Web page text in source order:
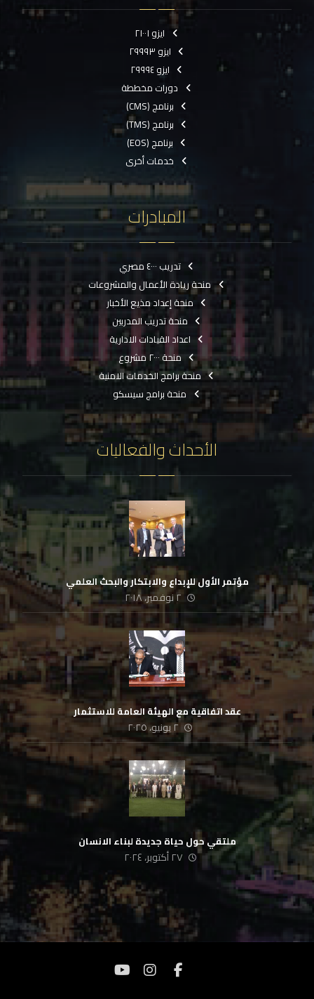
ايزو ٢١٠٠١
ايزو ٢٩٩٩٣
ايزو ٢٩٩٩٤
دورات مخططة
برنامج (CMS)
برنامج (TMS)
برنامج (EOS)
خدمات أخرى
المبادرات
تدريب ٤٠٠٠ مصري
منحة ريادة الأعمال والمشروعات
منحة إعداد مذيع الأخبار
منحة تدريب المدربين
اعداد القيادات الادارية
منحة ٢٠٠٠ مشروع
منحة برامج الخدمات الامنية
منحة برامج سيسكو
الأحداث والفعاليات
مؤتمر الأول للإبداع والابتكار والبحث العلمي
٢ نوفمبر، ٢٠١٨
عقد اتفاقية مع الهيئة العامة للاستثمار
٢ يونيو، ٢٠٢٥
ملتقي حول حياة جديدة لبناء الانسان
٢٧ أكتوبر، ٢٠٢٤